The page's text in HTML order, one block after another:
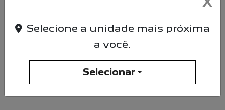
Período
Selecione a unidade mais próxima
a você.
Selecionar